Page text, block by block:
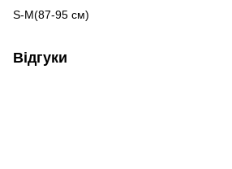
S-M(87-95 см)
Відгуки